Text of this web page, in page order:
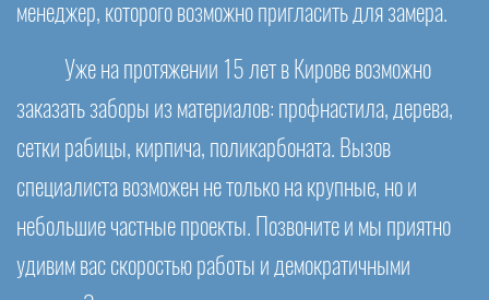
менеджер, которого возможно пригласить для замера.
Уже на протяжении 15 лет в Кирове возможно
заказать заборы из материалов: профнастила, дерева,
сетки рабицы, кирпича, поликарбоната. Вызов
специалиста возможен не только на крупные, но и
небольшие частные проекты. Позвоните и мы приятно
удивим вас скоростью работы и демократичными